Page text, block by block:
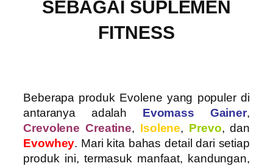
SEBAGAI SUPLEMEN
FITNESS
Beberapa produk Evolene yang populer di
antaranya adalah Evomass Gainer,
Crevolene Creatine, Isolene, Prevo, dan
Evowhey. Mari kita bahas detail dari setiap
produk ini, termasuk manfaat, kandungan,